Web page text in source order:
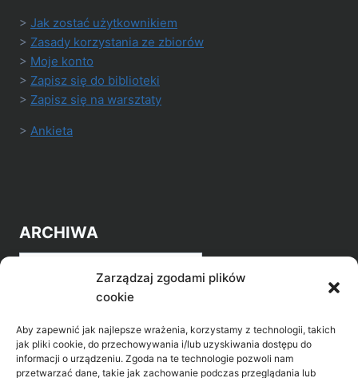
Zarządzaj zgodami plików
cookie
Aby zapewnić jak najlepsze wrażenia, korzystamy z technologii, takich
jak pliki cookie, do przechowywania i/lub uzyskiwania dostępu do
informacji o urządzeniu. Zgoda na te technologie pozwoli nam
przetwarzać dane, takie jak zachowanie podczas przeglądania lub
> Jak zostać użytkownikiem
> Zasady korzystania ze zbiorów
> Moje konto
> Zapisz się do biblioteki
> Zapisz się na warsztaty
> Ankieta
ARCHIWA
Archiwa